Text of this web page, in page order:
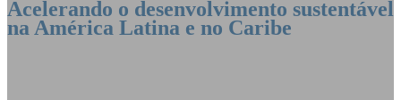
Acelerando o desenvolvimento sustentável
na América Latina e no Caribe